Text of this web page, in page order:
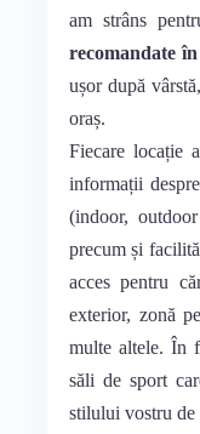
am strâns
recomandate
ușor după
oraș.
Fiecare locație
informații
(indoor,
precum și
acces pentru
exterior, zonă
multe altele. În
săli de sport
stilului vostru de